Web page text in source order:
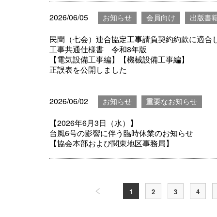
2026/06/05 お知らせ 会員向け 出版書
民間（七会）連合協定工事請負契約約款に適合
工事共通仕様書 令和8年版
【電気設備工事編】【機械設備工事編】
正誤表を公開しました
2026/06/02 お知らせ 重要なお知らせ
【2026年6月3日（水）】
台風6号の影響に伴う臨時休業のお知らせ
【協会本部および関東地区事務局】
1 2 3 4